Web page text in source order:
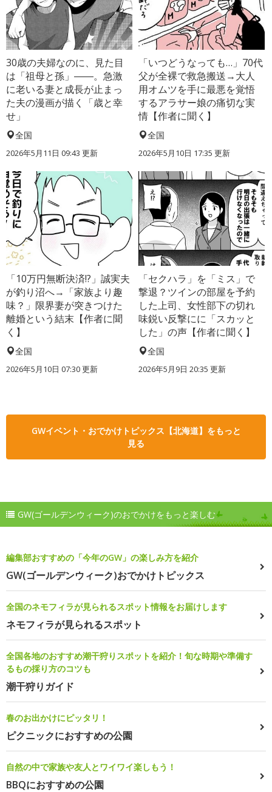
30歳の夫婦なのに、見た目
は「祖母と孫」――。急激
に老いる妻と成長が止まっ
た夫の漫画が描く「歳と幸
せ」
全国
2026年5月11日 09:43 更新
「いつどうなっても…」70代
父が全裸で救急搬送→大人
用オムツを手に最悪を覚悟
するアラサー娘の痛切な実
情【作者に聞く】
全国
2026年5月10日 17:35 更新
「10万円無断決済!?」誠実夫
が釣り沼へ→「家族より趣
味？」限界妻が突きつけた
離婚という結末【作者に聞
く】
全国
2026年5月10日 07:30 更新
「セクハラ」を「ミス」で
撃退？ツインの部屋を予約
した上司、女性部下の切れ
味鋭い反撃にに「スカッと
した」の声【作者に聞く】
全国
2026年5月9日 20:35 更新
GWイベント・おでかけトピックス【北海道】をもっと
見る
GW(ゴールデンウィーク)のおでかけをもっと楽しむ
編集部おすすめの「今年のGW」の楽しみ方を紹介
GW(ゴールデンウィーク)おでかけトピックス
全国のネモフィラが見られるスポット情報をお届けします
ネモフィラが見られるスポット
全国各地のおすすめ潮干狩りスポットを紹介！旬な時期や準備す
るもの採り方のコツも
潮干狩りガイド
春のお出かけにピッタリ！
ピクニックにおすすめの公園
自然の中で家族や友人とワイワイ楽しもう！
BBQにおすすめの公園